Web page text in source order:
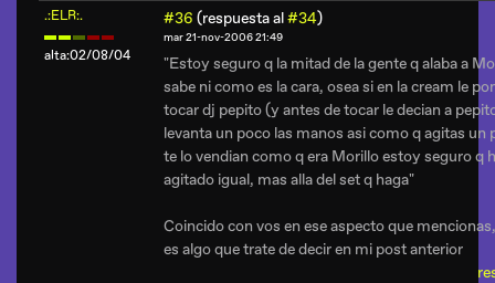
.:ELR:.
alta:02/08/04
#36 (respuesta al#34)
mar 21-nov-2006 21:49
"Estoy seguro q la mitad de la gente q alaba a
sabe ni como es la cara, osea si en la cream le
tocar dj pepito (y antes de tocar le decian a
levanta un poco las manos asi como q agitas un
te lo vendian como q era Morillo estoy seguro q
agitado igual, mas alla del set q haga"
Coincido con vos en ese aspecto que
es algo que trate de decir en mi post anterior